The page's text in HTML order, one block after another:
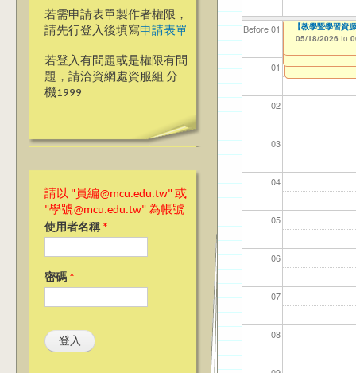
若需申請表單製作者權限，
請先行登入後填寫申請表單
若登入有問題或是權限有問
題，請洽資網處資服組 分
機1999
請以 "員編@mcu.edu.tw" 或
"學號@mcu.edu.tw" 為帳號
使用者名稱 *
密碼 *
Before 01
01
02
03
04
05
06
07
08
【資網處】
整合系統～表單
【財務處】工讀
11/12/2021 to
【財務處】漏打
錄
114學年度前程
表(服務學習教師
114
02/
114
03/
【學
07/
商品
11/
教務
11/
114
02/
【財
08/
銘傳大學115學
05/16/2026 to
銘傳大學桃園
Taoyuan
【教學暨學習資
05/18/2026 to